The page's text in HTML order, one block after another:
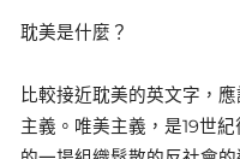
耽美是什麼？
比較接近耽美的英文字，
主義。唯美主義，是19世